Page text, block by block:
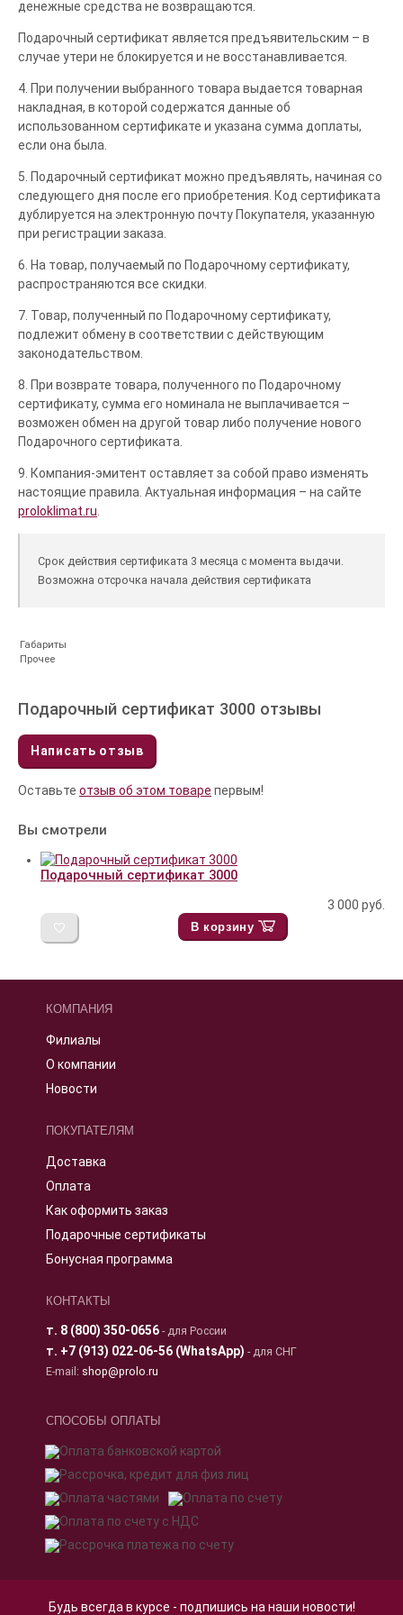
денежные средства не возвращаются.
Подарочный сертификат является предъявительским – в
случае утери не блокируется и не восстанавливается.
4. При получении выбранного товара выдается товарная
накладная, в которой содержатся данные об
использованном сертификате и указана сумма доплаты,
если она была.
5. Подарочный сертификат можно предъявлять, начиная со
следующего дня после его приобретения. Код сертификата
дублируется на электронную почту Покупателя, указанную
при регистрации заказа.
6. На товар, получаемый по Подарочному сертификату,
распространяются все скидки.
7. Товар, полученный по Подарочному сертификату,
подлежит обмену в соответствии с действующим
законодательством.
8. При возврате товара, полученного по Подарочному
сертификату, сумма его номинала не выплачивается –
возможен обмен на другой товар либо получение нового
Подарочного сертификата.
9. Компания-эмитент оставляет за собой право изменять
настоящие правила. Актуальная информация – на сайте
proloklimat.ru
Срок действия сертификата 3 месяца с момента выдачи.
Возможна отсрочка начала действия сертификата
Габариты
Прочее
Подарочный сертификат 3000 отзывы
Написать отзыв
Оставьте отзыв об этом товаре первым!
Вы смотрели
Подарочный сертификат 3000
3 000 руб.
В корзину
КОМПАНИЯ
Филиалы
О компании
Новости
ПОКУПАТЕЛЯМ
Доставка
Оплата
Как оформить заказ
Подарочные сертификаты
Бонусная программа
КОНТАКТЫ
т. 8 (800) 350-0656- для России
т. +7 (913) 022-06-56 (WhatsApp) - для СНГ
E-mail: shop@prolo.ru
СПОСОБЫ ОПЛАТЫ
Будь всегда в курсе - подпишись на наши новости!